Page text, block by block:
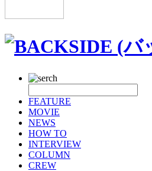
FEATURE
MOVIE
NEWS
HOW TO
INTERVIEW
COLUMN
CREW